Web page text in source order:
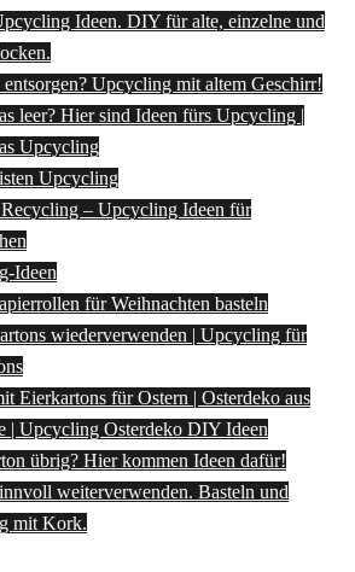
Ideen. DIY für alte, einzelne und
entsorgen? Upcycling mit altem Geschirr!
leer? Hier sind Ideen fürs Upcycling |
Upcycling
Upcycling
Recycling – Upcycling Ideen für
Ideen
für Weihnachten basteln
wiederverwenden | Upcycling für
Eierkartons für Ostern | Osterdeko aus
| Upcycling Osterdeko DIY Ideen
übrig? Hier kommen Ideen dafür!
weiterverwenden. Basteln und
mit Kork.